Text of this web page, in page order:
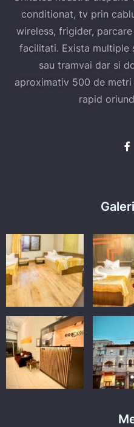
conditionat, tv prin
wireless, frigider,
facilitati. Exista multiple
sau tramvai dar si
aproximativ 500 de
rapid